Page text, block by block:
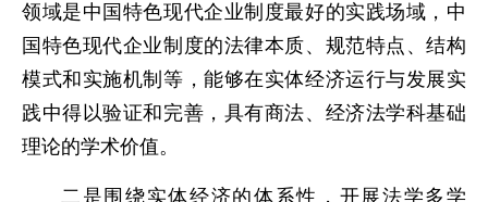
领域是中国特色现代企业制度最好的实践场域，中
国特色现代企业制度的法律本质、规范特点、结构
模式和实施机制等，能够在实体经济运行与发展实
践中得以验证和完善，具有商法、经济法学科基础
理论的学术价值。
二是围绕实体经济的体系性，开展法学多学